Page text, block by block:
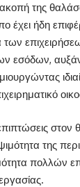
της
έχει ήδη
των
εσόδων,
επιπτώσεις
της
πολλών